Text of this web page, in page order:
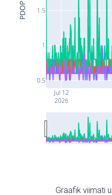
Jul 12
2026
0.5
1
1.5
PDOP
Graafik viimati